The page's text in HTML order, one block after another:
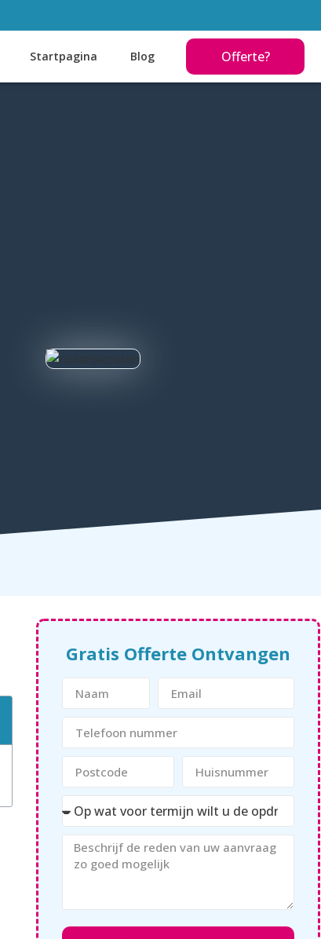
Startpagina Blog Offerte?
Gratis Offerte Ontvangen